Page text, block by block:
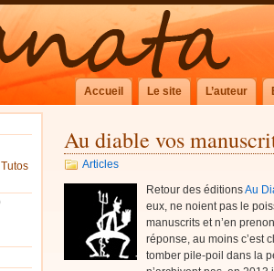
Accueil Le site L’auteur
Au diable vos
Articles
Retour des éditionsAu
eux, ne noient pas le
manuscrits et n’en
réponse, au moins c’est
tomber pile-poil dans la